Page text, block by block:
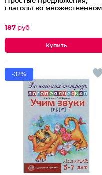
глаголы во множественном
187 руб
-32%